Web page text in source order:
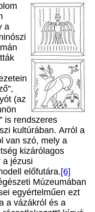
a
(az
is rendszeres
kultúrában. Arról a
van szó, mely a
kizárólagos
a jézusi
előfutára.[6]
Múzeumában
egyértelműen ezt
a vázákról és a